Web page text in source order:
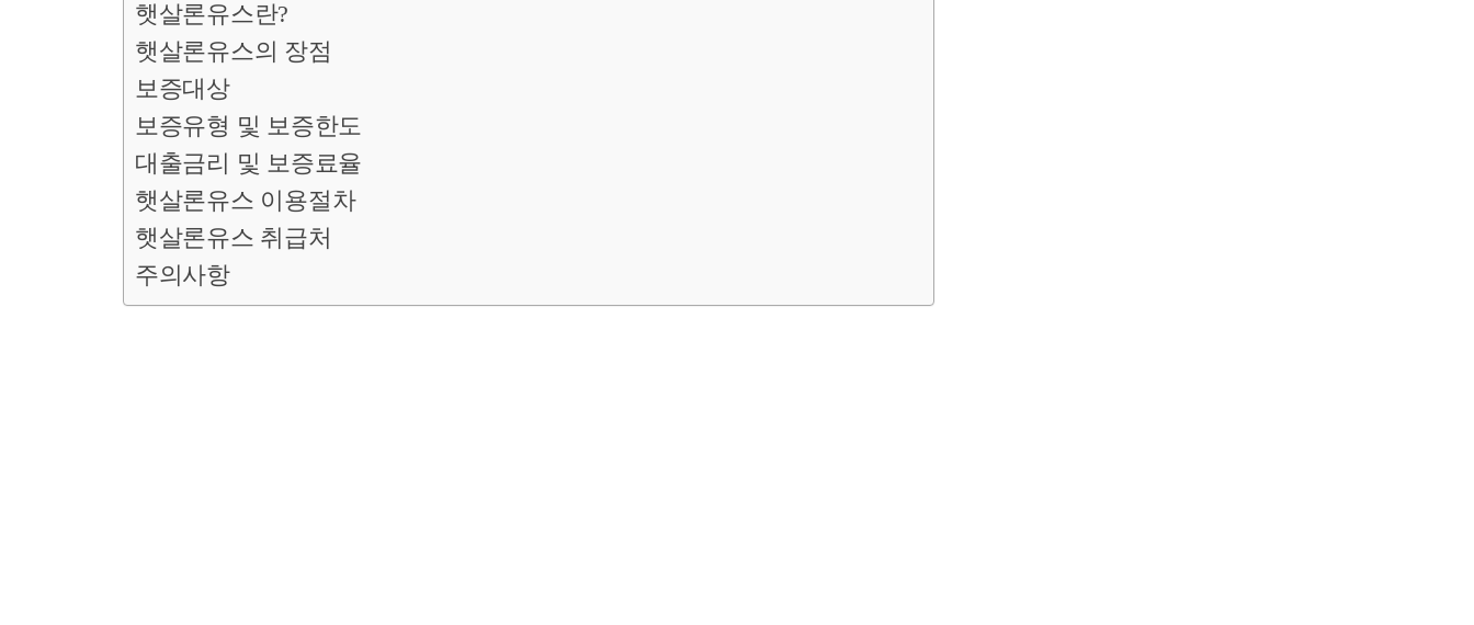
햇살론유스란?
햇살론유스의 장점
보증대상
보증유형 및 보증한도
대출금리 및 보증료율
햇살론유스 이용절차
햇살론유스 취급처
주의사항